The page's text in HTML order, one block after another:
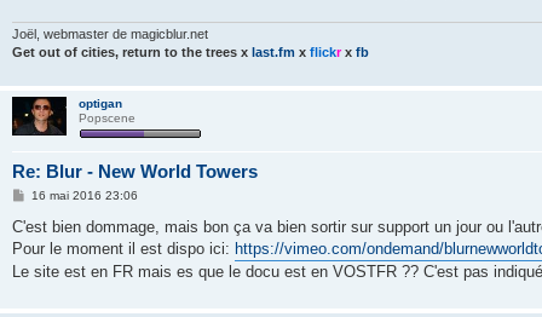
Joël, webmaster de magicblur.net
Get out of cities, return to the trees x last.fm x flickrx fb
optigan
Popscene
Re: Blur - New World Towers
M
s
a
g
e
16 mai 2016 23:06
C'est bien dommage, mais bon ça va bien sortir sur support un jour ou
Pour le moment il est dispo ici: https://vimeo.com/ondemand/
Le site est en FR mais es que le docu est en VOSTFR ?? C'est pas